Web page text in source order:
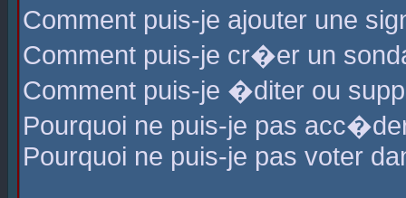
Comment puis-je ajouter une
Comment puis-je cr�er un
Comment puis-je �diter ou
Pourquoi ne puis-je pas
Pourquoi ne puis-je pas voter